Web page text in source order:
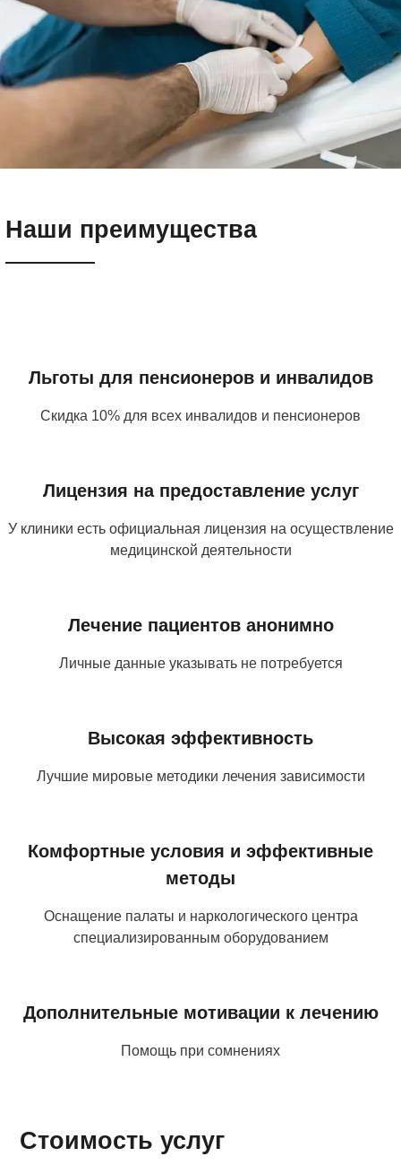
Наши преимущества
Льготы для пенсионеров и инвалидов
Скидка 10% для всех инвалидов и пенсионеров
Лицензия на предоставление услуг
У клиники есть официальная лицензия на осуществление
медицинской деятельности
Лечение пациентов анонимно
Личные данные указывать не потребуется
Высокая эффективность
Лучшие мировые методики лечения зависимости
Комфортные условия и эффективные
методы
Оснащение палаты и наркологического центра
специализированным оборудованием
Дополнительные мотивации к лечению
Помощь при сомнениях
Стоимость услуг